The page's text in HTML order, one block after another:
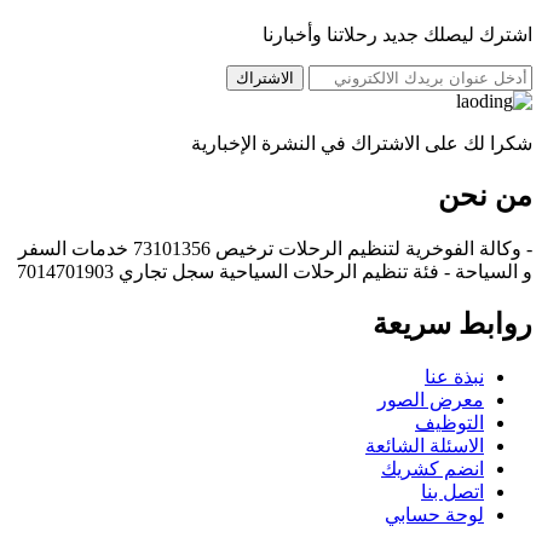
اشترك ليصلك جديد رحلاتنا وأخبارنا
الاشتراك
شكرا لك على الاشتراك في النشرة الإخبارية
من نحن
- وكالة الفوخرية لتنظيم الرحلات ترخيص 73101356 خدمات السفر
و السياحة - فئة تنظيم الرحلات السياحية سجل تجاري 7014701903
روابط سريعة
نبذة عنا
معرض الصور
التوظيف
الاسئلة الشائعة
انضم كشريك
اتصل بنا
لوحة حسابي